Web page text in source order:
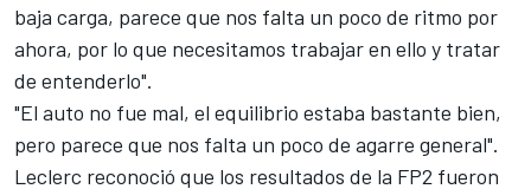
baja carga, parece que nos falta un poco de ritmo por
ahora, por lo que necesitamos trabajar en ello y tratar
de entenderlo".
"El auto no fue mal, el equilibrio estaba bastante bien,
pero parece que nos falta un poco de agarre general".
Leclerc reconoció que los resultados de la FP2 fueron